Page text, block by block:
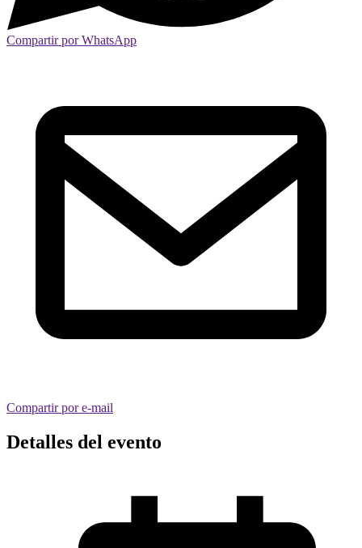
Compartir por WhatsApp
Compartir por e-mail
Detalles del evento